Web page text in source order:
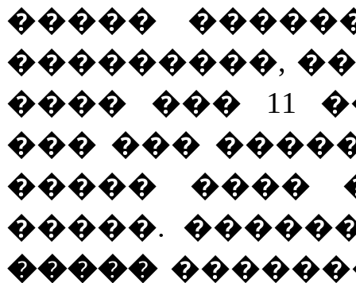
�����
���������,
���� ��� 11
��� ���
����� ����
�����.
�����